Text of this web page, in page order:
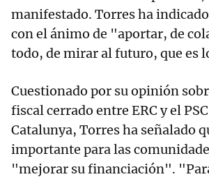
manifestado. Torres ha
con el ánimo de "aportar, de
todo, de mirar al futuro, que es
Cuestionado por su opinión
fiscal cerrado entre ERC y el
Catalunya, Torres ha señalado
importante para las
"mejorar su financiación".